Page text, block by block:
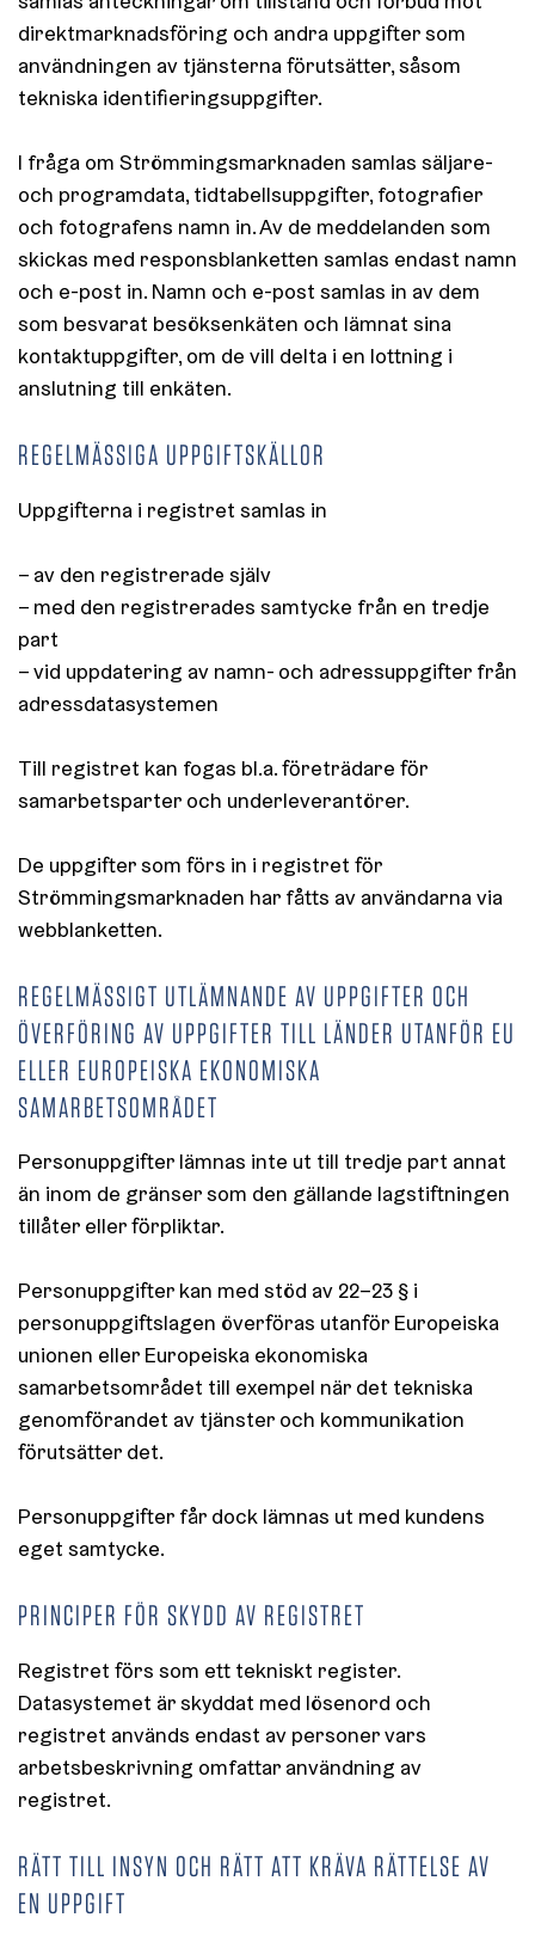
direktmarknadsföring och andra uppgifter som
användningen av tjänsterna förutsätter, såsom
tekniska identifieringsuppgifter.
I fråga om Strömmingsmarknaden samlas säljare-
och programdata, tidtabellsuppgifter, fotografier
och fotografens namn in. Av de meddelanden som
skickas med responsblanketten samlas endast namn
och e-post in. Namn och e-post samlas in av dem
som besvarat besöksenkäten och lämnat sina
kontaktuppgifter, om de vill delta i en lottning i
anslutning till enkäten.
REGELMÄSSIGA UPPGIFTSKÄLLOR
Uppgifterna i registret samlas in
– av den registrerade själv
– med den registrerades samtycke från en tredje
part
– vid uppdatering av namn- och adressuppgifter från
adressdatasystemen
Till registret kan fogas bl.a. företrädare för
samarbetsparter och underleverantörer.
De uppgifter som förs in i registret för
Strömmingsmarknaden har fåtts av användarna via
webblanketten.
REGELMÄSSIGT UTLÄMNANDE AV UPPGIFTER OCH
ÖVERFÖRING AV UPPGIFTER TILL LÄNDER UTANFÖR EU
ELLER EUROPEISKA EKONOMISKA
SAMARBETSOMRÅDET
Personuppgifter lämnas inte ut till tredje part annat
än inom de gränser som den gällande lagstiftningen
tillåter eller förpliktar.
Personuppgifter kan med stöd av 22–23 § i
personuppgiftslagen överföras utanför Europeiska
unionen eller Europeiska ekonomiska
samarbetsområdet till exempel när det tekniska
genomförandet av tjänster och kommunikation
förutsätter det.
Personuppgifter får dock lämnas ut med kundens
eget samtycke.
PRINCIPER FÖR SKYDD AV REGISTRET
Registret förs som ett tekniskt register.
Datasystemet är skyddat med lösenord och
registret används endast av personer vars
arbetsbeskrivning omfattar användning av
registret.
RÄTT TILL INSYN OCH RÄTT ATT KRÄVA RÄTTELSE AV
EN UPPGIFT